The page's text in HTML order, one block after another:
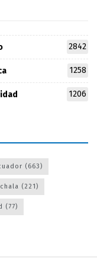
2842
1258
1206
(663)
(221)
(77)